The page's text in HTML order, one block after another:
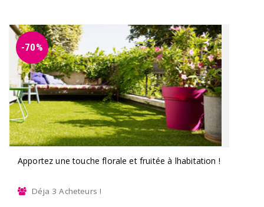
-70%
Apportez une touche florale et fruitée à lhabitation !
Déja 3 Acheteurs !